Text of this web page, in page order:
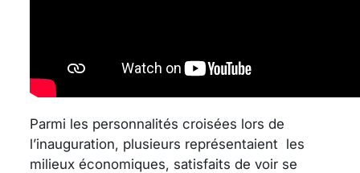
Parmi les personnalités croisées lors de
l’inauguration, plusieurs représentaient les
milieux économiques, satisfaits de voir se